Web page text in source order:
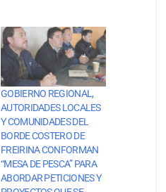
GOBIERNO REGIONAL,
AUTORIDADES LOCALES
Y COMUNIDADES DEL
BORDE COSTERO DE
FREIRINA CONFORMAN
“MESA DE PESCA” PARA
ABORDAR PETICIONES Y